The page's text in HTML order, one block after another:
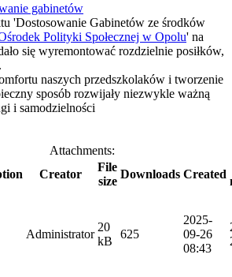
gabinetów
'Dostosowanie Gabinetów ze środków
Polityki Społecznej w Opolu' na
się wyremontować rozdzielnie posiłków,
naszych przedszkolaków i tworzenie
sposób rozwijały niezwykle ważną
i samodzielności
Attachments:
Creator
File
size
Downloads Created
Administrator
20
kB
625
2025-
09-26
08:43